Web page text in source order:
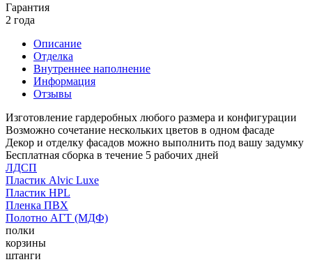
Гарантия
2 года
Описание
Отделка
Внутреннее наполнение
Информация
Отзывы
Изготовление гардеробных любого размера и конфигурации
Возможно сочетание нескольких цветов в одном фасаде
Декор и отделку фасадов можно выполнить под вашу задумку
Бесплатная сборка в течение 5 рабочих дней
ЛДСП
Пластик Alvic Luxe
Пластик HPL
Пленка ПВХ
Полотно АГТ (МДФ)
полки
корзины
штанги